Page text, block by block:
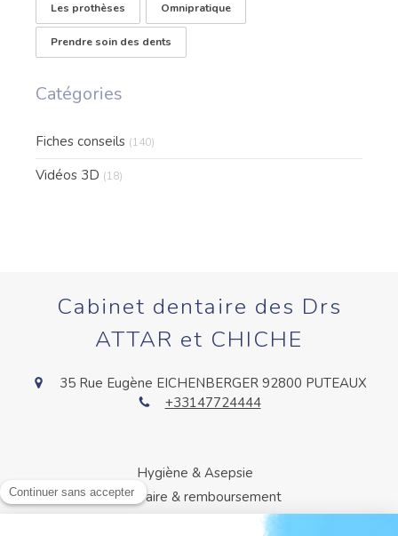
Les prothèses Omnipratique
Prendre soin des dents
Catégories
Fiches conseils (140)
Vidéos 3D (18)
Cabinet dentaire des Drs
ATTAR et CHICHE
35 Rue Eugène EICHENBERGER 92800 PUTEAUX
+33147724444
Hygiène & Asepsie
Honoraire & remboursement